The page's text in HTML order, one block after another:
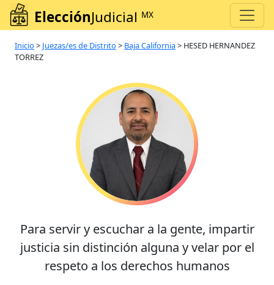
ElecciónJudicial MX
Inicio > Juezas/es de Distrito > Baja California> HESED HERNANDEZ
TORREZ
Para servir y escuchar a la gente, impartir
justicia sin distinción alguna y velar por el
respeto a los derechos humanos